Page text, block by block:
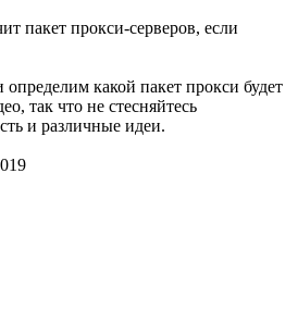
пакет прокси-серверов, если
какой пакет прокси будет
так что не стесняйтесь
и различные идеи.